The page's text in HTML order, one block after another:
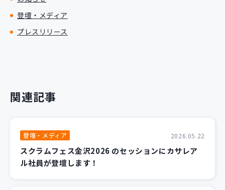
登壇・メディア
プレスリリース
関連記事
登壇・メディア 2026.05.22
スクラムフェス金沢2026 のセッションにカサレア
ル社員が登壇します！